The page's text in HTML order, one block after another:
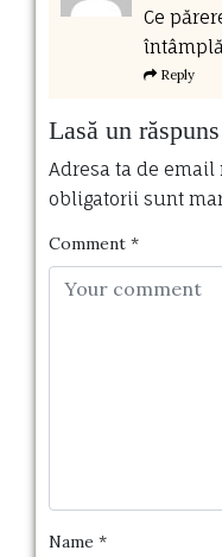
Ce
Reply
Lasă un răspuns
Adresa ta de
obligatorii sunt
Comment *
Name *